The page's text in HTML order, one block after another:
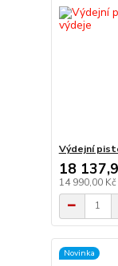
Výdejní
18
14 990,00 Kč
Novinka